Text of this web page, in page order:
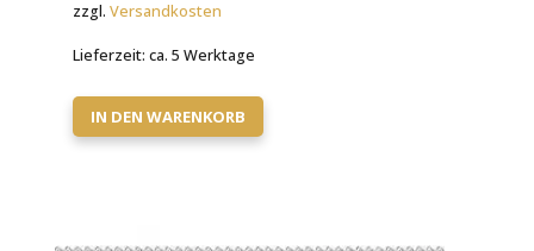
zzgl. Versandkosten
Lieferzeit: ca. 5 Werktage
IN DEN WARENKORB